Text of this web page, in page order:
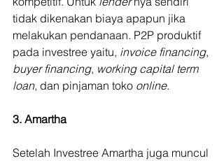
tidak dikenakan biaya apapun jika
melakukan pendanaan. P2P produktif
pada investree yaitu, invoice financing,
buyer financing, working capital term
loan, dan pinjaman toko online.
3. Amartha
Setelah Investree Amartha juga muncul